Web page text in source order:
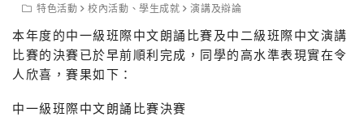
特色活動
校內活動 、學生成就 演講及辯論
本年度的中一級班際中文朗誦比賽及中二級班際中文演講
比賽的決賽已於早前順利完成，同學的高水準表現實在令
人欣喜，賽果如下：
中一級班際中文朗誦比賽決賽